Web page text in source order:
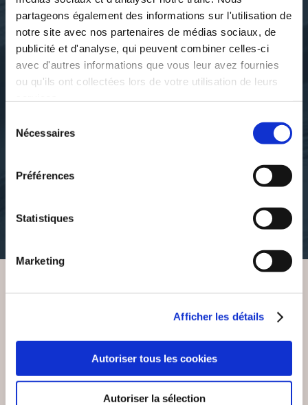
partageons également des informations sur l'utilisation de
notre site avec nos partenaires de médias sociaux, de
publicité et d'analyse, qui peuvent combiner celles-ci
avec d'autres informations que vous leur avez fournies
ou qu'ils ont collectées lors de votre utilisation de leurs
Nécessaires
Préférences
Statistiques
Marketing
Afficher les détails
Autoriser tous les cookies
Autoriser la sélection
André. MONTUBERT André Montubert
VOUS AIMEREZ AUSSI